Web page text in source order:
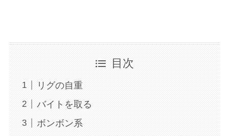
目次
リグの自重
バイトを取る
ボンボン系